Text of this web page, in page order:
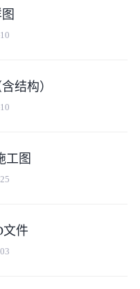
结构）
工图
文件